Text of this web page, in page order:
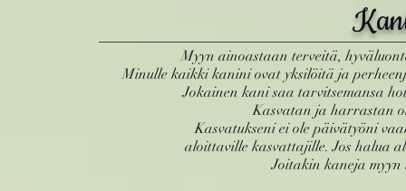
Myyn ainoastaan terveitä,
Minulle kaikki kanini ovat yksilöitä ja
Jokainen kani saa tarvitsemansa
Kasvatan ja harrastan
Kasvatukseni ei ole päivätyöni
aloittaville kasvattajille.Jos halua
Joitakin kaneja